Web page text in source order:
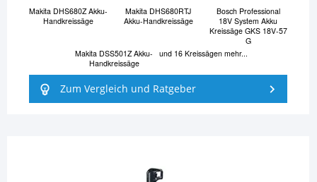
Makita DHS680Z Akku-
Handkreissäge
Makita DHS680RTJ
Akku-Handkreissäge
Bosch Professional
18V System Akku
Kreissäge GKS 18V-57
G
Makita DSS501Z Akku-
Handkreissäge
und 16 Kreissägen mehr...
Zum Vergleich und Ratgeber